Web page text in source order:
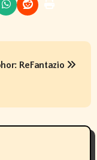
ReFantazio